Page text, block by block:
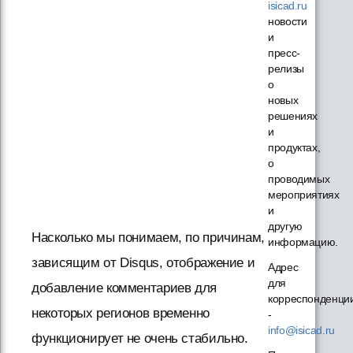
Насколько мы понимаем, по причинам,
зависящим от Disqus, отображение и
добавление комментариев для
некоторых регионов временно
функционирует не очень стабильно.
isicad.ru
новости
и
пресс-
релизы
о
новых
решениях
и
продуктах,
о
проводимых
мероприятиях
и
другую
информацию.
Адрес
для
-
info@isicad.ru